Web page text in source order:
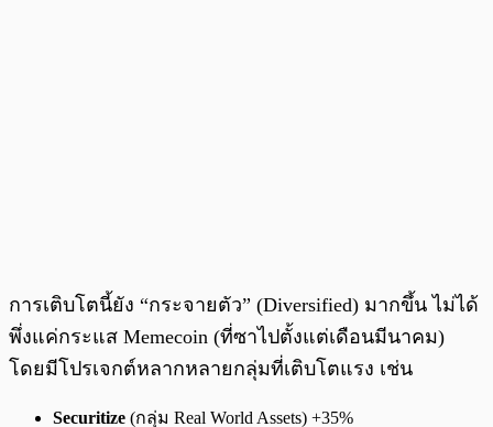
การเติบโตนี้ยัง “กระจายตัว” (Diversified) มากขึ้น ไม่ได้
พึ่งแค่กระแส Memecoin (ที่ซาไปตั้งแต่เดือนมีนาคม)
โดยมีโปรเจกต์หลากหลายกลุ่มที่เติบโตแรง เช่น
Securitize (กลุ่ม Real World Assets) +35%